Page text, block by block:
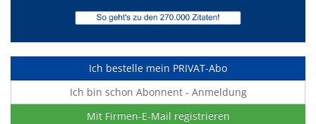
Ich bestelle mein PRIVAT-Abo
Ich bin schon Abonnent - Anmeldung
Mit Firmen-E-Mail registrieren